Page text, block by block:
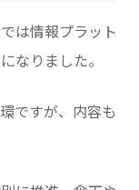
は情報プラット
なりました。
ですが、内容も